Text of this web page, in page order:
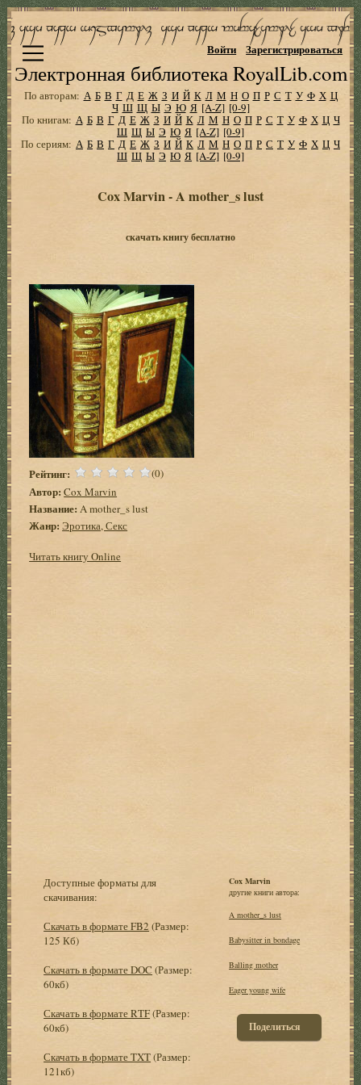
Электронная библиотека RoyalLib.com
Войти Зарегистрироваться
По авторам: А Б В Г Д Е Ж З И Й К Л М Н О П Р С Т У Ф Х Ц
Ч Ш Щ Ы Э Ю Я [A-Z] [0-9]
По книгам: А Б В Г Д Е Ж З И Й К Л М Н О П Р С Т У Ф Х Ц Ч
Ш Щ Ы Э Ю Я [A-Z] [0-9]
По сериям: А Б В Г Д Е Ж З И Й К Л М Н О П Р С Т У Ф Х Ц Ч
Ш Щ Ы Э Ю Я [A-Z] [0-9]
Cox Marvin - A mother_s lust
скачать книгу бесплатно
Рейтинг: (0)
Автор: Cox Marvin
Название: A mother_s lust
Жанр: Эротика, Секс
Читать книгу Online
Доступные форматы для
скачивания:
Скачать в формате FB2 (Размер:
125 Кб)
Скачать в формате DOC (Размер:
60кб)
Скачать в формате RTF(Размер:
60кб)
Скачать в формате TXT(Размер:
121кб)
Cox Marvin
другие книги автора:
A mother_s lust
Babysitter in bondage
Balling mother
Eager young wife
Поделиться